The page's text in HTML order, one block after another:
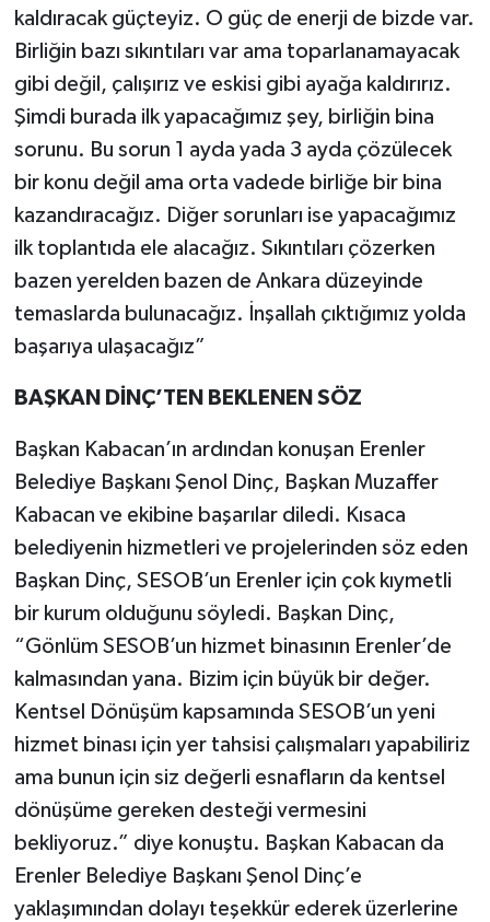
kaldıracak güçteyiz. O güç de enerji de bizde var.
Birliğin bazı sıkıntıları var ama toparlanamayacak
gibi değil, çalışırız ve eskisi gibi ayağa kaldırırız.
Şimdi burada ilk yapacağımız şey, birliğin bina
sorunu. Bu sorun 1 ayda yada 3 ayda çözülecek
bir konu değil ama orta vadede birliğe bir bina
kazandıracağız. Diğer sorunları ise yapacağımız
ilk toplantıda ele alacağız. Sıkıntıları çözerken
bazen yerelden bazen de Ankara düzeyinde
temaslarda bulunacağız. İnşallah çıktığımız yolda
başarıya ulaşacağız”
BAŞKAN DİNÇ’TEN BEKLENEN SÖZ
Başkan Kabacan’ın ardından konuşan Erenler
Belediye Başkanı Şenol Dinç, Başkan Muzaffer
Kabacan ve ekibine başarılar diledi. Kısaca
belediyenin hizmetleri ve projelerinden söz eden
Başkan Dinç, SESOB’un Erenler için çok kıymetli
bir kurum olduğunu söyledi. Başkan Dinç,
“Gönlüm SESOB’un hizmet binasının Erenler’de
kalmasından yana. Bizim için büyük bir değer.
Kentsel Dönüşüm kapsamında SESOB’un yeni
hizmet binası için yer tahsisi çalışmaları yapabiliriz
ama bunun için siz değerli esnafların da kentsel
dönüşüme gereken desteği vermesini
bekliyoruz.” diye konuştu. Başkan Kabacan da
Erenler Belediye Başkanı Şenol Dinç’e
yaklaşımından dolayı teşekkür ederek üzerlerine